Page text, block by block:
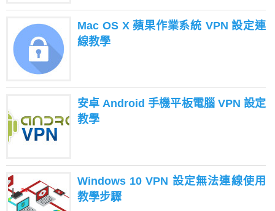
Mac OS X 蘋果作業系統 VPN 設定連
線教學
安卓 Android 手機平板電腦 VPN 設定
教學
Windows 10 VPN 設定無法連線使用
教學步驟